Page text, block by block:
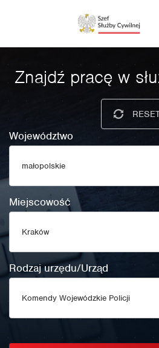
Znajdź pracę w
Województwo
małopolskie
Miejscowość
Kraków
Rodzaj urzędu/Urząd
Komendy Wojewódzkie Policji